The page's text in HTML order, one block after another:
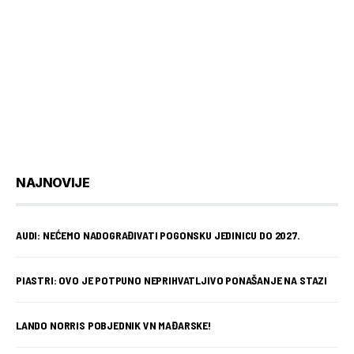
NAJNOVIJE
AUDI: NEĆEMO NADOGRAĐIVATI POGONSKU JEDINICU DO 2027.
PIASTRI: OVO JE POTPUNO NEPRIHVATLJIVO PONAŠANJE NA STAZI
LANDO NORRIS POBJEDNIK VN MAĐARSKE!